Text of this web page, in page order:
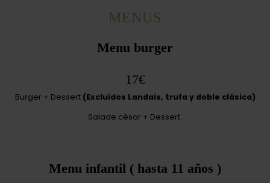
MENUS
Menu burger
17€
Burger + Dessert (Excluidos Landais, trufa y doble clásica)
Salade césar + Dessert.
Menu infantil ( hasta 11 años )